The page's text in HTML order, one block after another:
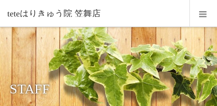
teteはりきゅう院 笠舞店
STAFF